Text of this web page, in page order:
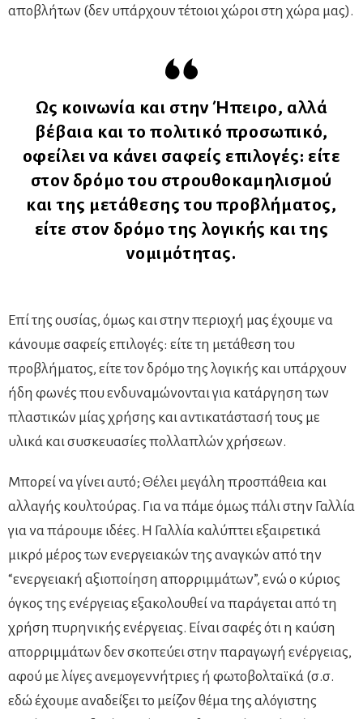
αποβλήτων (δεν υπάρχουν τέτοιοι χώροι στη χώρα μας).
Ως κοινωνία και στην Ήπειρο, αλλά
βέβαια και το πολιτικό προσωπικό,
οφείλει να κάνει σαφείς επιλογές: είτε
στον δρόμο του στρουθοκαμηλισμού
και της μετάθεσης του προβλήματος,
είτε στον δρόμο της λογικής και της
νομιμότητας.
Επί της ουσίας, όμως και στην περιοχή μας έχουμε να
κάνουμε σαφείς επιλογές: είτε τη μετάθεση του
προβλήματος, είτε τον δρόμο της λογικής και υπάρχουν
ήδη φωνές που ενδυναμώνονται για κατάργηση των
πλαστικών μίας χρήσης και αντικατάστασή τους με
υλικά και συσκευασίες πολλαπλών χρήσεων.
Μπορεί να γίνει αυτό; Θέλει μεγάλη προσπάθεια και
αλλαγής κουλτούρας. Για να πάμε όμως πάλι στην Γαλλία
για να πάρουμε ιδέες. Η Γαλλία καλύπτει εξαιρετικά
μικρό μέρος των ενεργειακών της αναγκών από την
“ενεργειακή αξιοποίηση απορριμμάτων”, ενώ ο κύριος
όγκος της ενέργειας εξακολουθεί να παράγεται από τη
χρήση πυρηνικής ενέργειας. Είναι σαφές ότι η καύση
απορριμμάτων δεν σκοπεύει στην παραγωγή ενέργειας,
αφού με λίγες ανεμογεννήτριες ή φωτοβολταϊκά (σ.σ.
εδώ έχουμε αναδείξει το μείζον θέμα της αλόγιστης